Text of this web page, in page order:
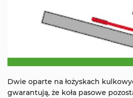
Dwie oparte na łożyskach
gwarantują, że koła pasowe